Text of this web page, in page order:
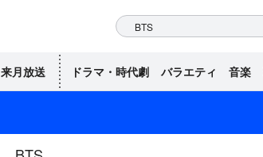
来月放送 ドラマ・時代劇 バラエティ 音楽